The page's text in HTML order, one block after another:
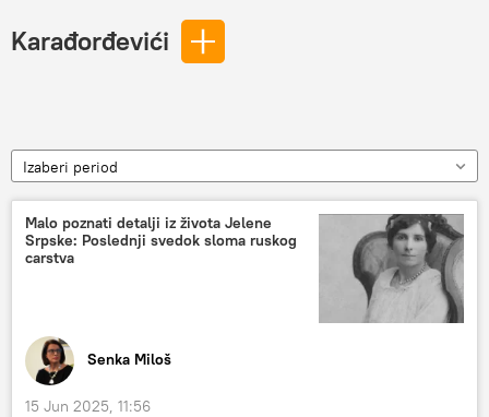
Karađorđevići
Izaberi period
Malo poznati detalji iz života Jelene
Srpske: Poslednji svedok sloma ruskog
carstva
Senka Miloš
15 Jun 2025, 11:56